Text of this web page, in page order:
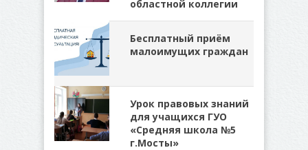
областной коллегии
Бесплатный приём
малоимущих граждан
Урок правовых знаний
для учащихся ГУО
«Средняя школа №5
г.Мосты»